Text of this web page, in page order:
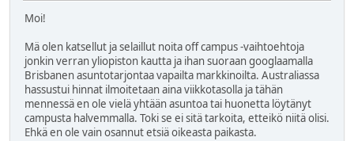
Moi!
Mä olen katsellut ja selaillut noita off campus -vaihtoehtoja
jonkin verran yliopiston kautta ja ihan suoraan googlaamalla
Brisbanen asuntotarjontaa vapailta markkinoilta. Australiassa
hassustui hinnat ilmoitetaan aina viikkotasolla ja tähän
mennessä en ole vielä yhtään asuntoa tai huonetta löytänyt
campusta halvemmalla. Toki se ei sitä tarkoita, etteikö niitä olisi.
Ehkä en ole vain osannut etsiä oikeasta paikasta.